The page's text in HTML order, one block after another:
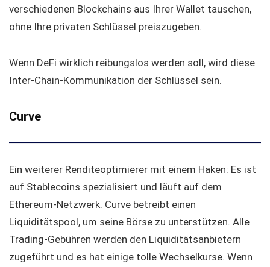
verschiedenen Blockchains aus Ihrer Wallet tauschen,
ohne Ihre privaten Schlüssel preiszugeben.
Wenn DeFi wirklich reibungslos werden soll, wird diese
Inter-Chain-Kommunikation der Schlüssel sein.
Curve
Ein weiterer Renditeoptimierer mit einem Haken: Es ist
auf Stablecoins spezialisiert und läuft auf dem
Ethereum-Netzwerk. Curve betreibt einen
Liquiditätspool, um seine Börse zu unterstützen. Alle
Trading-Gebühren werden den Liquiditätsanbietern
zugeführt und es hat einige tolle Wechselkurse. Wenn